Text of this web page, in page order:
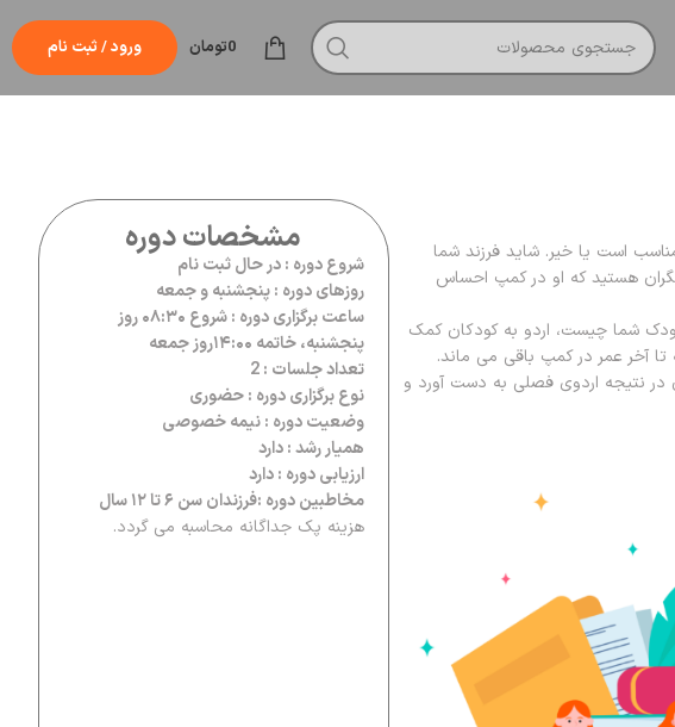
0تومان ورود / ثبت نام
مشخصات دوره
شروع دوره : در حال ثبت نام
روزهای دوره : پنجشنبه و جمعه
ساعت برگزاری دوره : شروع ۰۸:۳۰ روز
پنجشنبه، خاتمه ۱۴:۰۰روز جمعه
تعداد جلسات : 2
نوع برگزاری دوره : حضوری
وضعیت دوره : نیمه خصوصی
همیار رشد : دارد
ارزیابی دوره : دارد
مخاطبین دوره :فرزندان سن ۶ تا ۱۲ سال
هزینه پک جداگانه محاسبه می گردد.
است یا خیر. شاید فرزند شما
نگران هستید که او در کمپ احساس
شما چیست، اردو به کودکان کمک
آخر عمر در کمپ باقی می ماند.
در نتیجه اردوی فصلی به دست آورد و